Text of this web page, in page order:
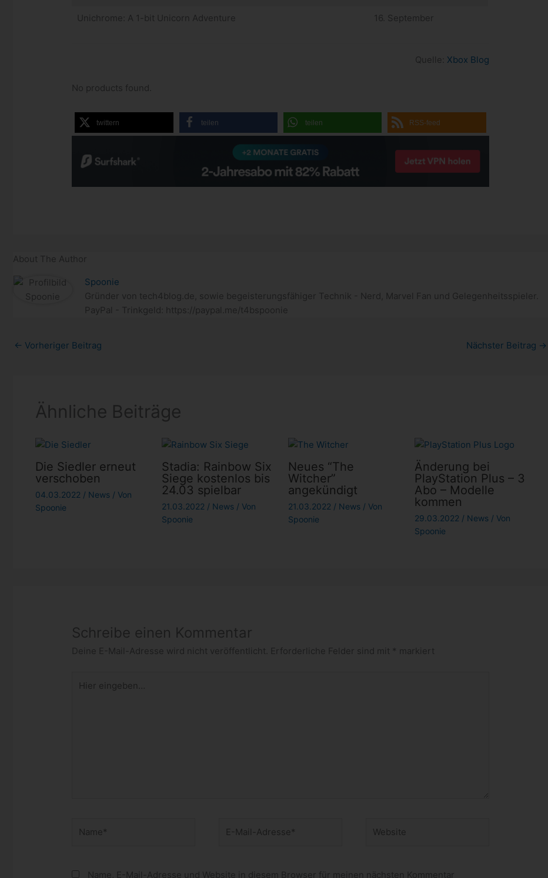
Unichrome: A 1-bit Unicorn Adventure 16. September
Quelle: Xbox Blog
No products found.
twittern teilen teilen RSS-feed
About The Author
Spoonie
Gründer von tech4blog.de, sowie begeisterungsfähiger Technik - Nerd, Marvel Fan und Gelegenheitsspieler.
PayPal - Trinkgeld: https://paypal.me/t4bspoonie
← Vorheriger Beitrag Nächster Beitrag →
Ähnliche Beiträge
Die Siedler erneut
verschoben
04.03.2022 / News/ Von
Spoonie
Stadia: Rainbow Six
Siege kostenlos bis
24.03 spielbar
21.03.2022 / News/ Von
Spoonie
Neues “The
Witcher”
angekündigt
21.03.2022 / News/ Von
Spoonie
Änderung bei
PlayStation Plus – 3
Abo – Modelle
kommen
29.03.2022 / News/ Von
Spoonie
Schreibe einen Kommentar
Deine E-Mail-Adresse wird nicht veröffentlicht. Erforderliche Felder sind mit * markiert
eingeben…
Mail-
Name, E-Mail-Adresse und Website in diesem Browser für meinen nächsten Kommentar